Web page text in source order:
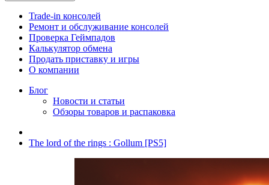
Trade-in консолей
Ремонт и обслуживание консолей
Проверка Геймпадов
Калькулятор обмена
Продать приставку и игры
О компании
Блог
Новости и статьи
Обзоры товаров и распаковка
The lord of the rings : Gollum [PS5]